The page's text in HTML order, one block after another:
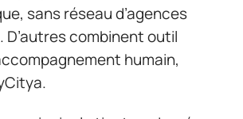
sans réseau d’agences
D’autres combinent outil
humain,